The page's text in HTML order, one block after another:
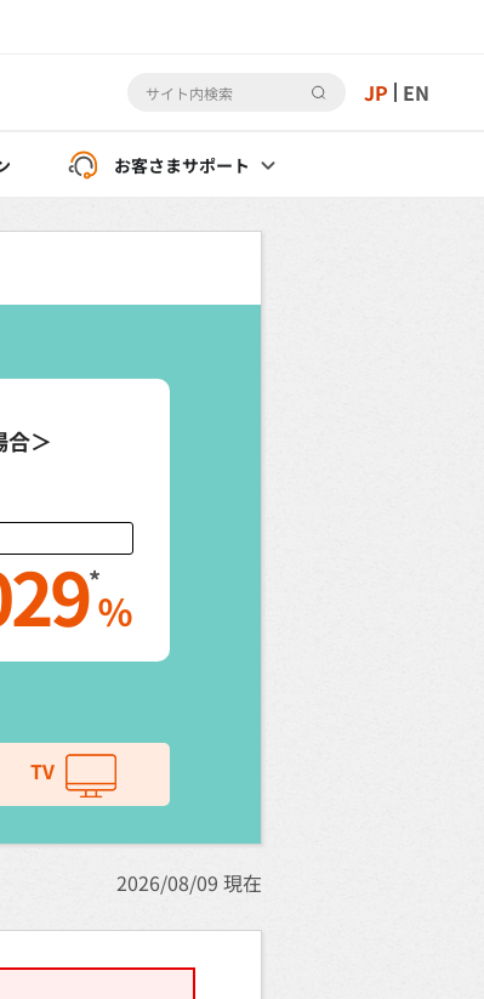
JP EN
お客さまサポート
合＞
*
％
TV
2026/08/09 現在